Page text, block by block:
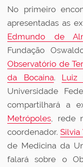
No primeiro
apresentadas as
Edmundo de
Fundação
Observatório de
da Bocaina. Luiz
Universidade
compartilhará a
Metrópoles, rede
coordenador.Silvia
de Medicina da
falará sobre o